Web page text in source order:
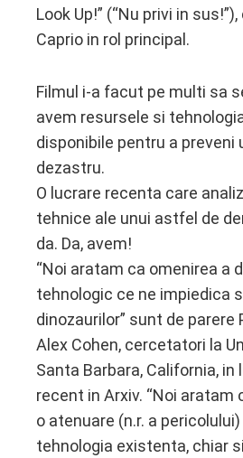
Look Up!” (“Nu privi in
Caprio in rol principal.
Filmul i-a facut pe multi sa
avem resursele si
disponibile pentru a preveni
dezastru.
O lucrare recenta care
tehnice ale unui astfel de
da. Da, avem!
“Noi aratam ca omenirea a
tehnologic ce ne impiedica
dinozaurilor” sunt de parere
Alex Cohen, cercetatori la
Santa Barbara, California,
recent in Arxiv. “Noi aratam
o atenuare (n.r. a
tehnologia existenta, chiar